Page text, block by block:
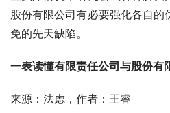
股份有限公司有必要强化各自的
免的先天缺陷。
一表读懂有限责任公司与股份有
来源：法虑，作者：王睿